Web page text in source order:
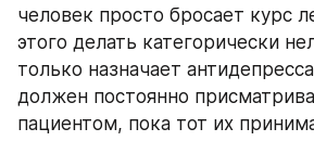
человек просто бросает курс
этого делать категорически
только назначает
должен постоянно
пациентом, пока тот их